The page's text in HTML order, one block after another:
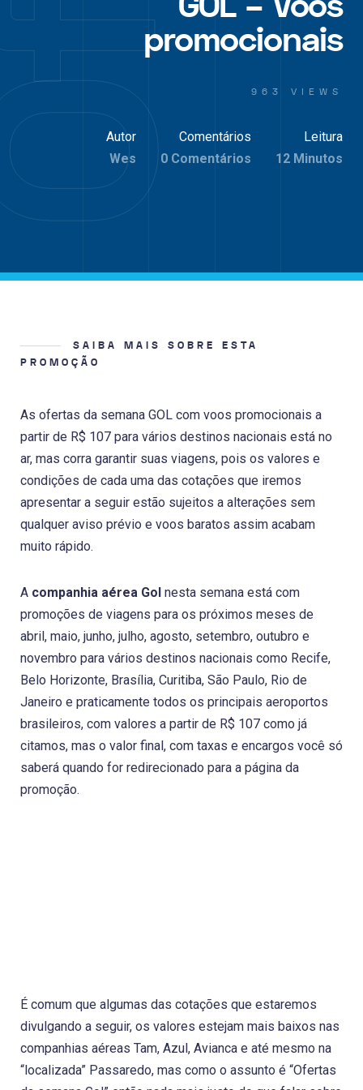
promocionais
963 VIEWS
Autor
Wes
Comentários
0 Comentários
Leitura
12 Minutos
SAIBA MAIS SOBRE ESTA
PROMOÇÃO
As ofertas da semana GOL com voos promocionais a
partir de R$ 107 para vários destinos nacionais está no
ar, mas corra garantir suas viagens, pois os valores e
condições de cada uma das cotações que iremos
apresentar a seguir estão sujeitos a alterações sem
qualquer aviso prévio e voos baratos assim acabam
muito rápido.
A companhia aérea Gol nesta semana está com
promoções de viagens para os próximos meses de
abril, maio, junho, julho, agosto, setembro, outubro e
novembro para vários destinos nacionais como Recife,
Belo Horizonte, Brasília, Curitiba, São Paulo, Rio de
Janeiro e praticamente todos os principais aeroportos
brasileiros, com valores a partir de R$ 107 como já
citamos, mas o valor final, com taxas e encargos você só
saberá quando for redirecionado para a página da
promoção.
É comum que algumas das cotações que estaremos
divulgando a seguir, os valores estejam mais baixos nas
companhias aéreas Tam, Azul, Avianca e até mesmo na
“localizada” Passaredo, mas como o assunto é “Ofertas